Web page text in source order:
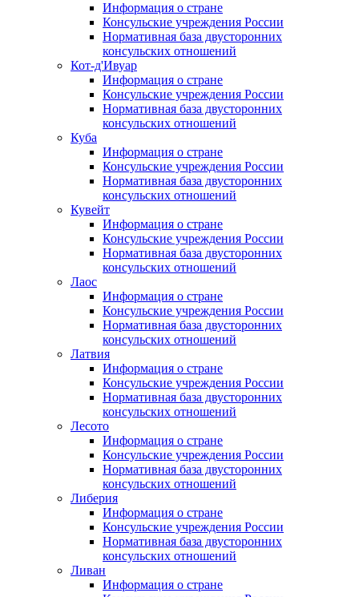
Информация о стране
Консульские учреждения России
Нормативная база двусторонних
консульских отношений
Кот-д'Ивуар
Информация о стране
Консульские учреждения России
Нормативная база двусторонних
консульских отношений
Куба
Информация о стране
Консульские учреждения России
Нормативная база двусторонних
консульских отношений
Кувейт
Информация о стране
Консульские учреждения России
Нормативная база двусторонних
консульских отношений
Лаос
Информация о стране
Консульские учреждения России
Нормативная база двусторонних
консульских отношений
Латвия
Информация о стране
Консульские учреждения России
Нормативная база двусторонних
консульских отношений
Лесото
Информация о стране
Консульские учреждения России
Нормативная база двусторонних
консульских отношений
Либерия
Информация о стране
Консульские учреждения России
Нормативная база двусторонних
консульских отношений
Ливан
Информация о стране